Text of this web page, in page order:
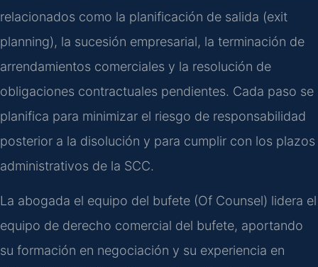
relacionados como la planificación de salida (exit
planning), la sucesión empresarial, la terminación de
arrendamientos comerciales y la resolución de
obligaciones contractuales pendientes. Cada paso se
planifica para minimizar el riesgo de responsabilidad
posterior a la disolución y para cumplir con los plazos
administrativos de la SCC.
La abogada el equipo del bufete (Of Counsel) lidera el
equipo de derecho comercial del bufete, aportando
su formación en negociación y su experiencia en